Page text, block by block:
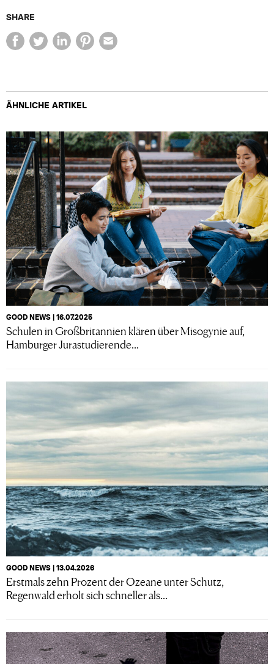
SHARE
ÄHNLICHE ARTIKEL
GOOD NEWS | 16.07.2025
Schulen in Großbritannien klären über Misogynie auf,
Hamburger Jurastudierende...
GOOD NEWS | 13.04.2026
Erstmals zehn Prozent der Ozeane unter Schutz,
Regenwald erholt sich schneller als...